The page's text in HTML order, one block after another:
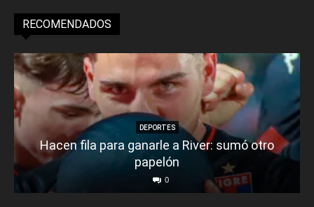
RECOMENDADOS
DEPORTES
Hacen fila para ganarle a River: sumó otro
papelón
0